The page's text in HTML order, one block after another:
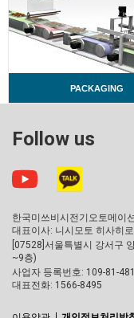
PACKAGING
Follow us
한국미쓰비시전기오토메이
대표이사: 니시모토 히사히
[07528]서울특별시 강서구
~9층)
사업자 등록번호: 109-81-
대표전화: 1566-8495